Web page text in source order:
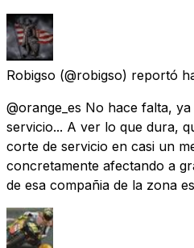
Robigso (@robigso) reportó
@orange_es No hace falta,
servicio... A ver lo que dura,
corte de servicio en casi un
concretamente afectando a
de esa compañia de la zona